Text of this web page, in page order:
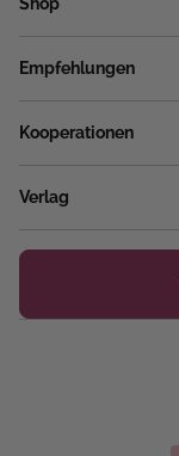
Empfehlungen
Kooperationen
Verlag